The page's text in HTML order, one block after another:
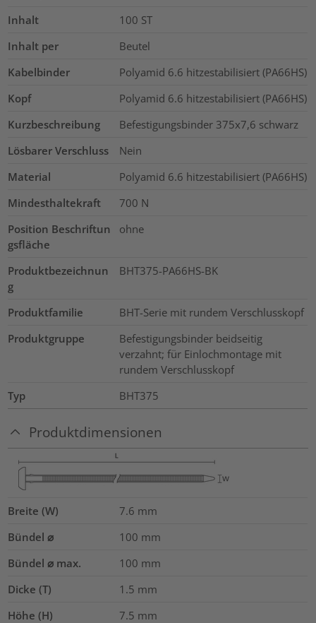
Inhalt 100 ST
Inhalt per
Beutel
Kabelbinder
Polyamid 6.6 hitzestabilisiert (PA66HS)
Kopf
Polyamid 6.6 hitzestabilisiert (PA66HS)
Kurzbeschreibung
Befestigungsbinder 375x7,6 schwarz
Lösbarer Verschluss
Nein
Material
Polyamid 6.6 hitzestabilisiert (PA66HS)
Mindesthaltekraft
700 N
Position Beschriftun
gsfläche
ohne
Produktbezeichnun
g
BHT375-PA66HS-BK
Produktfamilie
BHT-Serie mit rundem Verschlusskopf
Produktgruppe
Befestigungsbinder beidseitig
verzahnt; für Einlochmontage mit
rundem Verschlusskopf
Typ
BHT375
Produktdimensionen
Breite (W) 7.6 mm
Bündel ⌀
100 mm
Bündel ⌀ max.
100 mm
Dicke (T)
1.5 mm
Höhe (H)
7.5 mm